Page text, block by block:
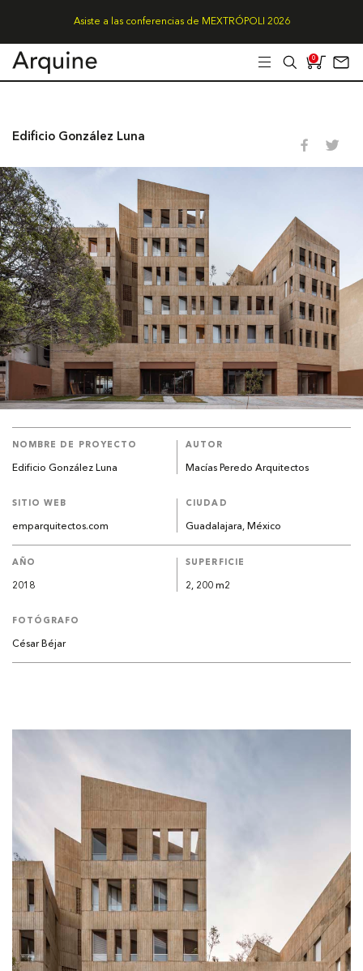
Asiste a las conferencias de MEXTRÓPOLI 2026
0
Edificio González Luna
NOMBRE DE PROYECTO
Edificio González Luna
AUTOR
Macías Peredo Arquitectos
SITIO WEB
emparquitectos.com
CIUDAD
Guadalajara, México
AÑO
2018
SUPERFICIE
2, 200 m2
FOTÓGRAFO
César Béjar